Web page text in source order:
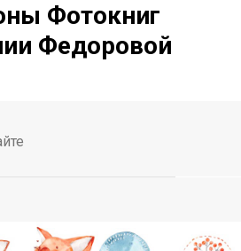
Фотокниг
Федоровой